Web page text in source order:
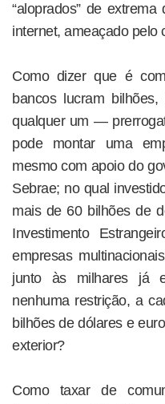
“aloprados” de
internet, ameaçado pelo
Como dizer que é
bancos lucram
qualquer um —
pode montar uma
mesmo com apoio do
Sebrae; no qual
mais de 60 bilhões de
Investimento
empresas
junto às milhares já
nenhuma restrição, a
bilhões de dólares e
exterior?
Como taxar de